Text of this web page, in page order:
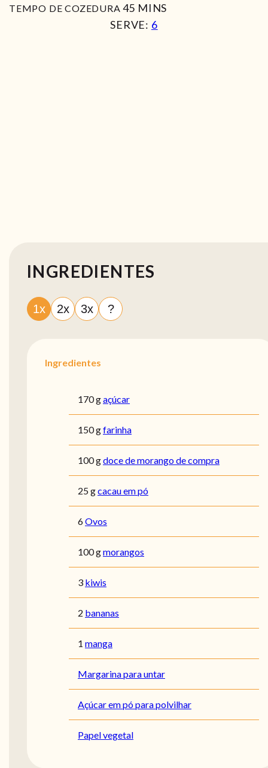
TEMPO DE COZEDURA 45 MIN
MINS
SERVE: 6
INGREDIENTES
1x 2x 3x ?
Ingredientes
170 gaçúcar
150 gfarinha
100 gdoce de morango de compra
25 gcacau em pó
6Ovos
100 gmorangos
3 kiwis
2 bananas
1 manga
Margarina para untar
Açúcar em pó para polvilhar
Papel vegetal